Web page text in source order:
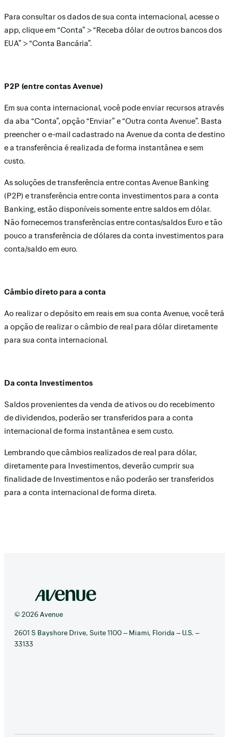
Para consultar os dados de sua conta internacional, acesse o
app, clique em “Conta” > “Receba dólar de outros bancos dos
EUA” > “Conta Bancária”.
P2P (entre contas Avenue)
Em sua conta internacional, você pode enviar recursos através
da aba “Conta”, opção “Enviar” e “Outra conta Avenue”. Basta
preencher o e-mail cadastrado na Avenue da conta de destino
e a transferência é realizada de forma instantânea e sem
custo.
As soluções de transferência entre contas Avenue Banking
(P2P) e transferência entre conta investimentos para a conta
Banking, estão disponíveis somente entre saldos em dólar.
Não fornecemos transferências entre contas/saldos Euro e tão
pouco a transferência de dólares da conta investimentos para
conta/saldo em euro.
Câmbio direto para a conta
Ao realizar o depósito em reais em sua conta Avenue, você terá
a opção de realizar o câmbio de real para dólar diretamente
para sua conta internacional.
Da conta Investimentos
Saldos provenientes da venda de ativos ou do recebimento
de dividendos, poderão ser transferidos para a conta
internacional de forma instantânea e sem custo.
Lembrando que câmbios realizados de real para dólar,
diretamente para Investimentos, deverão cumprir sua
finalidade de Investimentos e não poderão ser transferidos
para a conta internacional de forma direta.
© 2026 Avenue
2601 S Bayshore Drive, Suite 1100 – Miami, Florida – U.S. –
33133